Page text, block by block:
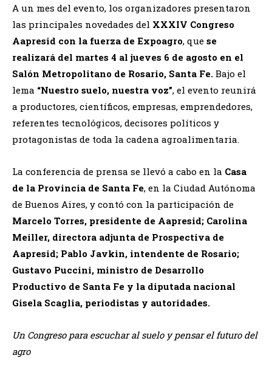
A un mes del evento, los organizadores presentaron
las principales novedades del XXXIV Congreso
Aapresid con la fuerza de Expoagro, que se
realizará del martes 4 al jueves 6 de agosto en el
Salón Metropolitano de Rosario, Santa Fe. Bajo el
lema “Nuestro suelo, nuestra voz”, el evento reunirá
a productores, científicos, empresas, emprendedores,
referentes tecnológicos, decisores políticos y
protagonistas de toda la cadena agroalimentaria.
La conferencia de prensa se llevó a cabo en la Casa
de la Provincia de Santa Fe, en la Ciudad Autónoma
de Buenos Aires, y contó con la participación de
Marcelo Torres, presidente de Aapresid; Carolina
Meiller, directora adjunta de Prospectiva de
Aapresid; Pablo Javkin, intendente de Rosario;
Gustavo Puccini, ministro de Desarrollo
Productivo de Santa Fe y la diputada nacional
Gisela Scaglia, periodistas y autoridades.
Un Congreso para escuchar al suelo y pensar el futuro del
agro